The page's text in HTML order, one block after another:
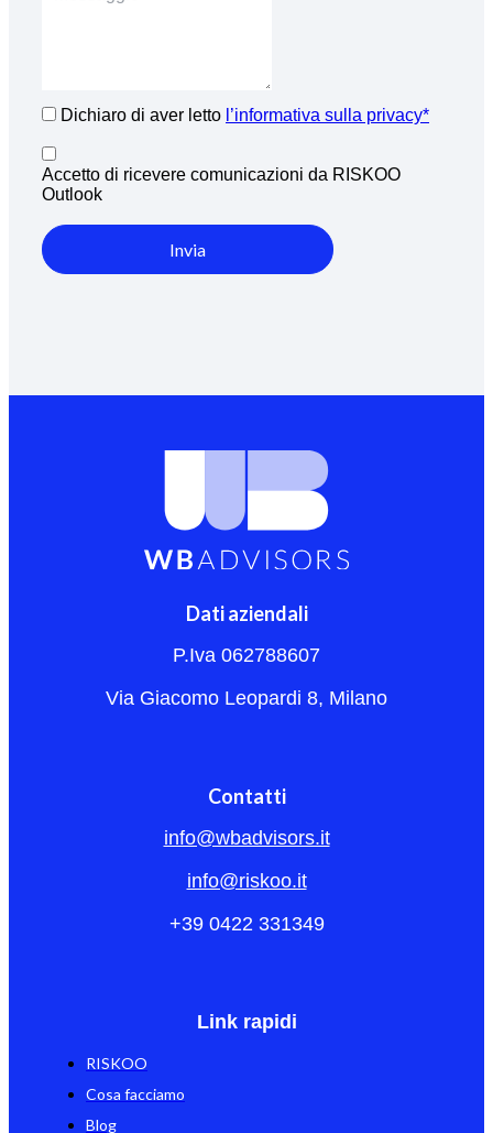
Dichiaro di aver letto l’informativa sulla privacy*
Accetto di ricevere comunicazioni da RISKOO
Outlook
Invia
Dati aziendali
P.Iva 062788607
Via Giacomo Leopardi 8, Milano
Contatti
info@wbadvisors.it
info@riskoo.it
+39 0422 331349
Link rapidi
RISKOO
Cosa facciamo
Blog